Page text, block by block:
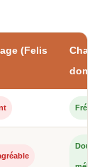
(Felis
Chat
Douce,